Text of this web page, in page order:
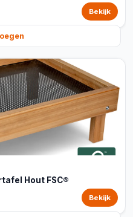
Bekijk
Hout FSC®
Bekijk